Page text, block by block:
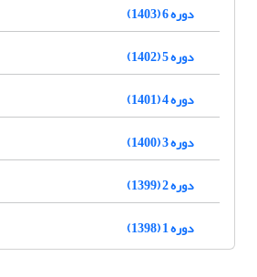
دوره 6 (1403)
دوره 5 (1402)
دوره 4 (1401)
دوره 3 (1400)
دوره 2 (1399)
دوره 1 (1398)